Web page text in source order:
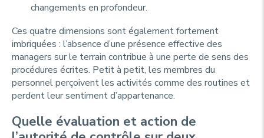
changements en profondeur.
Ces quatre dimensions sont également fortement
imbriquées : l’absence d’une présence effective des
managers sur le terrain contribue à une perte de sens des
procédures écrites. Petit à petit, les membres du
personnel perçoivent les activités comme des routines et
perdent leur sentiment d’appartenance.
Quelle évaluation et action de